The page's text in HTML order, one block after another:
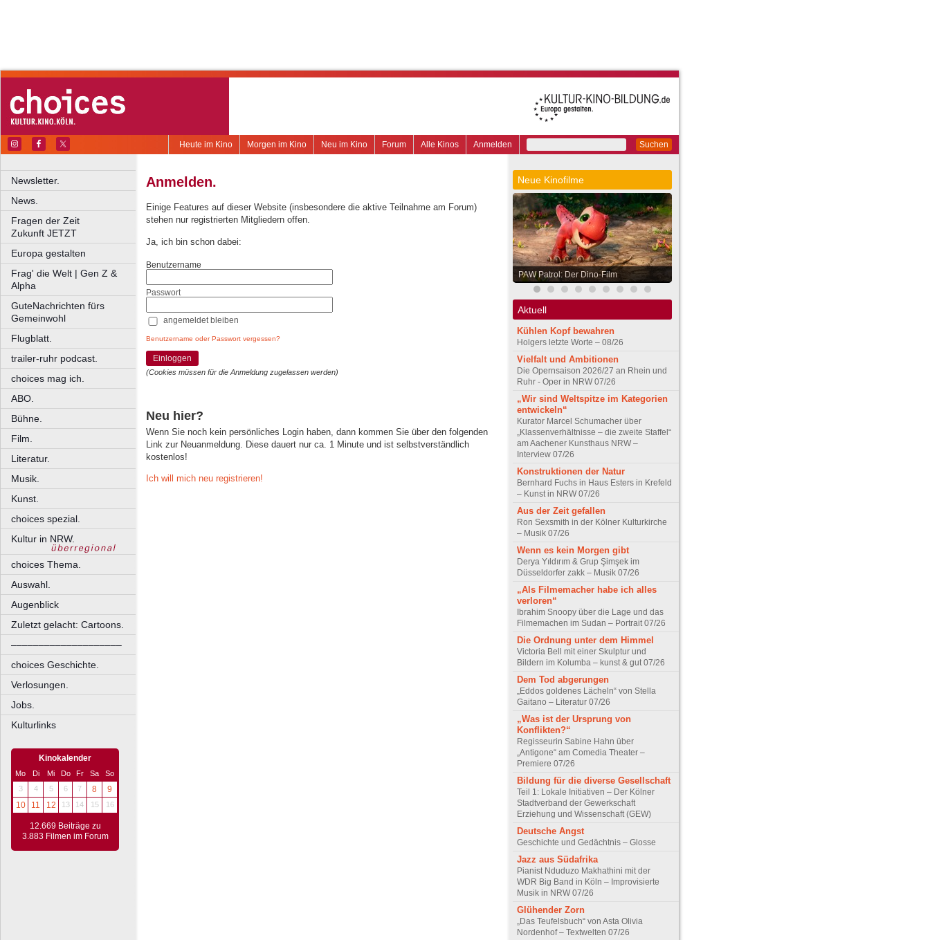
Suchen
Anmelden
Alle Kinos
Forum
Neu im Kino
Morgen im Kino
Heute im Kino
Newsletter.
News.
Fragen der Zeit
Zukunft JETZT
Europa gestalten
Frag' die Welt | Gen Z &
Alpha
GuteNachrichten fürs
Gemeinwohl
Flugblatt.
trailer-ruhr podcast.
choices mag ich.
ABO.
Bühne.
Film.
Literatur.
Musik.
Kunst.
choices spezial.
Kultur in NRW.
choices Thema.
Auswahl.
Augenblick
Zuletzt gelacht: Cartoons.
––––––––––––––––––––
choices Geschichte.
Verlosungen.
Jobs.
Kulturlinks
Kinokalender
Mo Di Mi Do Fr Sa
So
3
4 5 6 7 8
9
10
11 12 13 14 15 16
12.669 Beiträge zu
3.883 Filmen im Forum
Anmelden.
Einige Features auf dieser Website (insbesondere die aktive Teilnahme am Forum)
stehen nur registrierten Mitgliedern offen.
Ja, ich bin schon dabei:
Benutzername
Passwort
angemeldet bleiben
Benutzername oder Passwort vergessen?
Einloggen
(Cookies müssen für die Anmeldung zugelassen werden)
Neu hier?
Wenn Sie noch kein persönliches Login haben, dann kommen Sie über den folgenden
Link zur Neuanmeldung. Diese dauert nur ca. 1 Minute und ist selbstverständlich
kostenlos!
Ich will mich neu registrieren!
Neue Kinofilme
PAW Patrol: Der Dino-Film
Aktuell
Kühlen Kopf bewahren
Holgers letzte Worte – 08/26
Vielfalt und Ambitionen
Die Opernsaison 2026/27 an Rhein und
Ruhr - Oper in NRW 07/26
„Wir sind Weltspitze im Kategorien
entwickeln“
Kurator Marcel Schumacher über
„Klassenverhältnisse – die zweite Staffel“
am Aachener Kunsthaus NRW –
Interview 07/26
Konstruktionen der Natur
Bernhard Fuchs in Haus Esters in Krefeld
– Kunst in NRW 07/26
Aus der Zeit gefallen
Ron Sexsmith in der Kölner Kulturkirche
– Musik 07/26
Wenn es kein Morgen gibt
Derya Yıldırım & Grup Şimşek im
Düsseldorfer zakk – Musik 07/26
„Als Filmemacher habe ich alles
verloren“
Ibrahim Snoopy über die Lage und das
Filmemachen im Sudan – Portrait 07/26
Die Ordnung unter dem Himmel
Victoria Bell mit einer Skulptur und
Bildern im Kolumba – kunst & gut 07/26
Dem Tod abgerungen
„Eddos goldenes Lächeln“ von Stella
Gaitano – Literatur 07/26
„Was ist der Ursprung von
Konflikten?“
Regisseurin Sabine Hahn über
„Antigone“ am Comedia Theater –
Premiere 07/26
Bildung für die diverse Gesellschaft
Teil 1: Lokale Initiativen – Der Kölner
Stadtverband der Gewerkschaft
Erziehung und Wissenschaft (GEW)
Deutsche Angst
Geschichte und Gedächtnis – Glosse
Jazz aus Südafrika
Pianist Nduduzo Makhathini mit der
WDR Big Band in Köln – Improvisierte
Musik in NRW 07/26
Glühender Zorn
„Das Teufelsbuch“ von Asta Olivia
Nordenhof – Textwelten 07/26